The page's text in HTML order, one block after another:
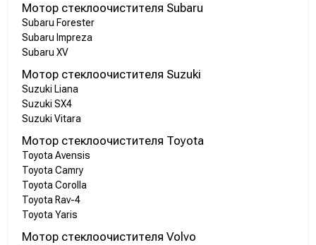
Мотор стеклоочистителя Subaru
Subaru Forester
Subaru Impreza
Subaru XV
Мотор стеклоочистителя Suzuki
Suzuki Liana
Suzuki SX4
Suzuki Vitara
Мотор стеклоочистителя Toyota
Toyota Avensis
Toyota Camry
Toyota Corolla
Toyota Rav-4
Toyota Yaris
Мотор стеклоочистителя Volvo